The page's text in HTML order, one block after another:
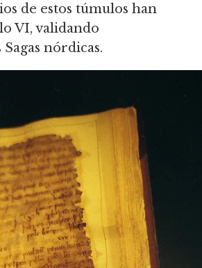
de estos túmulos han
VI, validando
nórdicas.